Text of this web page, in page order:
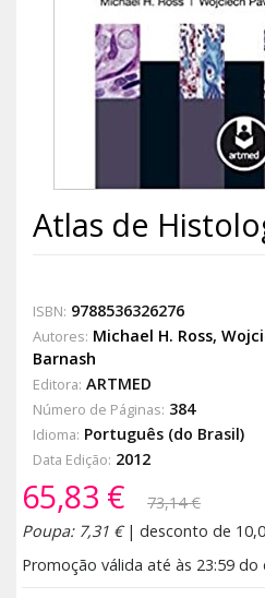
Atlas de
ISBN: 9788536326276
Autores: Michael H. Ross,
Barnash
Editora: ARTMED
Número de Páginas: 384
Idioma: Português (do Brasil)
Data Edição: 2012
65,83 €
73,14 €
Poupa: 7,31 €| desconto de
Promoção válida até às 23:59 do